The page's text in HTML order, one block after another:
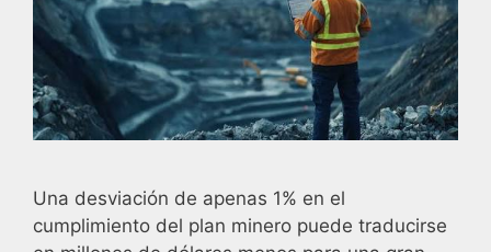
Una desviación de apenas 1% en el
cumplimiento del plan minero puede traducirse